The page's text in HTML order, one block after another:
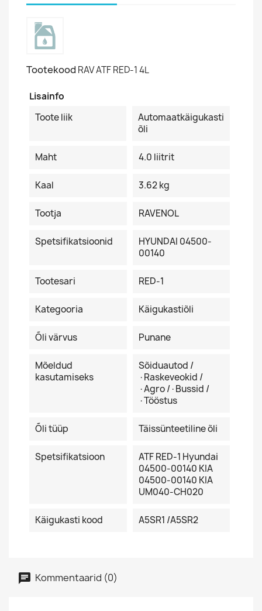
Tootekood RAV ATF RED-1 4L
Lisainfo
Toote liik
Automaatkäigukasti
õli
Maht 4.0 liitrit
Kaal 3.62 kg
Tootja RAVENOL
Spetsifikatsioonid
HYUNDAI 04500-
00140
Tootesari RED-1
Kategooria Käigukastiõli
Õli värvus Punane
Mõeldud
kasutamiseks
Sõiduautod /
·Raskeveokid /
·Agro /·Bussid /
·Tööstus
Õli tüüp Täissünteetiline õli
Spetsifikatsioon
ATF RED-1 Hyundai
04500-00140 KIA
04500-00140 KIA
UM040-CH020
Käigukasti kood A5SR1 /A5SR2
Kommentaarid (0)